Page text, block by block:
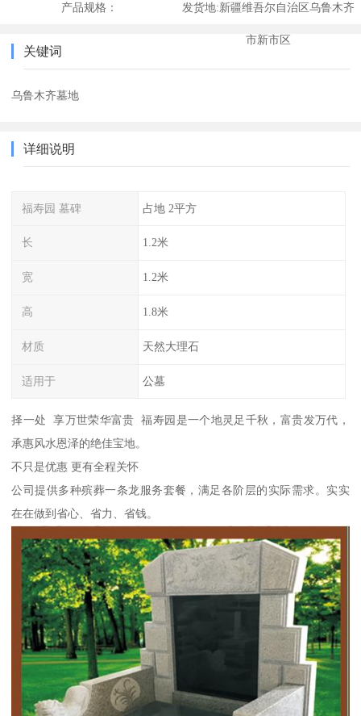
产品规格： 发货地:新疆维吾尔自治区乌鲁木齐
市新市区
关键词
乌鲁木齐墓地
详细说明
福寿园 墓碑 占地 2平方
长 1.2米
宽 1.2米
高 1.8米
材质 天然大理石
适用于 公墓
择一处 享万世荣华富贵 福寿园是一个地灵足千秋，富贵发万代，
承惠风水恩泽的绝佳宝地。
不只是优惠 更有全程关怀
公司提供多种殡葬一条龙服务套餐，满足各阶层的实际需求。实实
在在做到省心、省力、省钱。